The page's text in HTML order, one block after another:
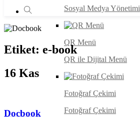
Sosyal Medya Yönetimi
QR Menü
QR ile Dijital Menü
Fotoğraf Çekimi
Fotoğraf Çekimi
Etiket: e-book
16 Kas
Docbook